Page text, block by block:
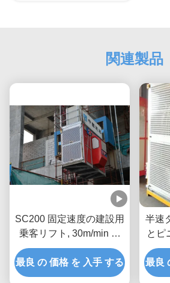
関連製品
SC200 固定速度の建設用
乗客リフト, 30m/min 固
定速度のリフト, SC200
固定速度の建設用乗客リ
フト, 30m/min 建設用旅
最良 の 価格 を 入手 する
半速
とピ
ホイ
ータ
最良